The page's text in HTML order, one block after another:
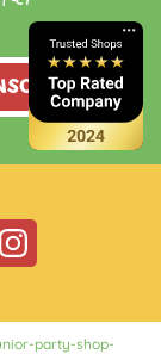
party-shop-